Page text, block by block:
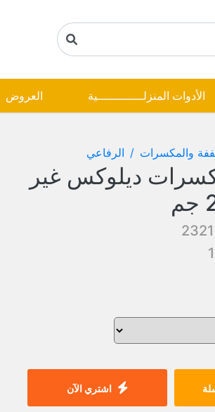
الأدوات المنزلـــــــــــــية العروض
والمكسرات الرفاعي
ديلوكس غير
اشتري الآن